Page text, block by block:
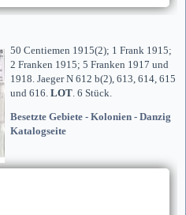
50 Centiemen 1915(2); 1 Frank 1915;
2 Franken 1915; 5 Franken 1917 und
1918. Jaeger N 612 b(2), 613, 614, 615
und 616. LOT. 6 Stück.
Besetzte Gebiete - Kolonien - Danzig
Katalogseite